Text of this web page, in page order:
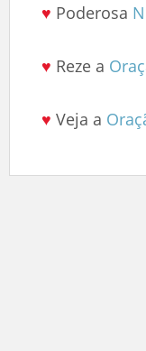
♥ Poderosa
♥ Reze a
♥ Veja a